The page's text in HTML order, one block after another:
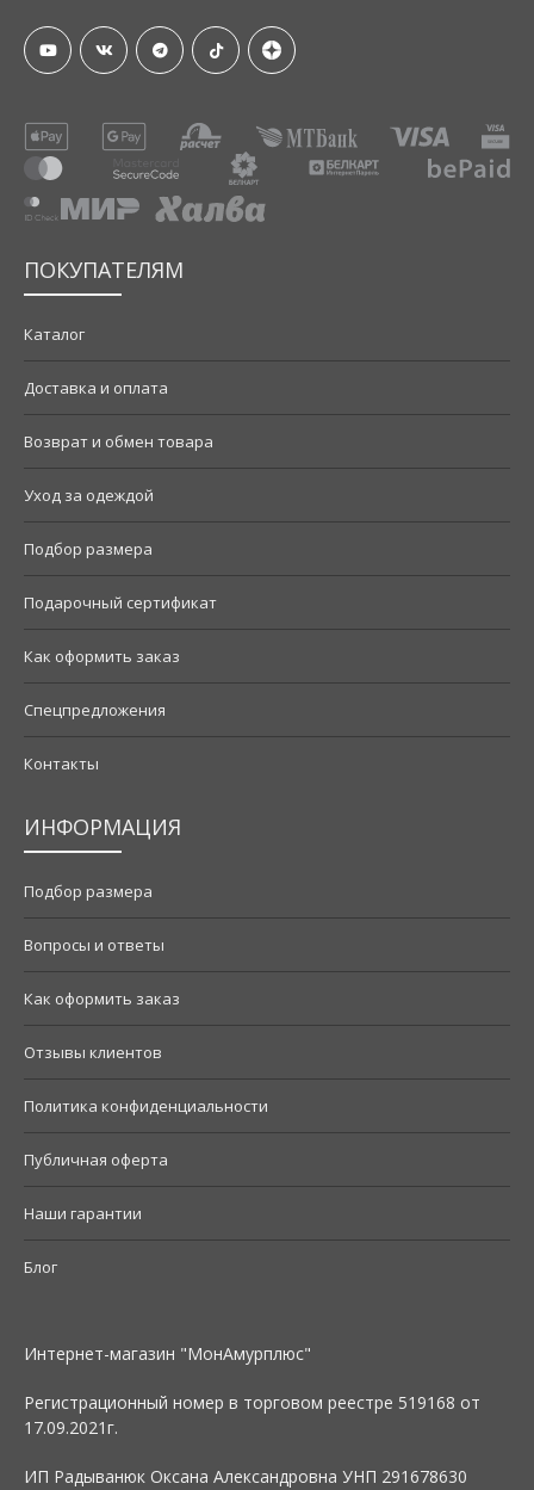
ПОКУПАТЕЛЯМ
Каталог
Доставка и оплата
Возврат и обмен товара
Уход за одеждой
Подбор размера
Подарочный сертификат
Как оформить заказ
Спецпредложения
Контакты
ИНФОРМАЦИЯ
Подбор размера
Вопросы и ответы
Как оформить заказ
Отзывы клиентов
Политика конфиденциальности
Публичная оферта
Наши гарантии
Блог
Интернет-магазин "МонАмурплюс"
Регистрационный номер в торговом реестре 519168 от
17.09.2021г.
ИП Радыванюк Оксана Александровна УНП 291678630